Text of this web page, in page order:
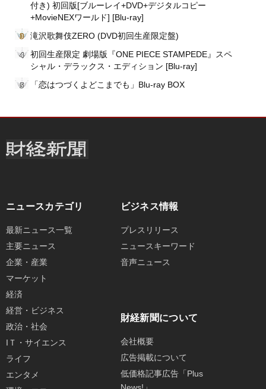
付き) 初回版[ブルーレイ+DVD+デジタルコピー
+MovieNEXワールド] [Blu-ray]
滝沢歌舞伎ZERO (DVD初回生産限定盤)
初回生産限定 劇場版『ONE PIECE STAMPEDE』スペ
シャル・デラックス・エディション [Blu-ray]
「恋はつづくよどこまでも」Blu-ray BOX
ニュースカテゴリ
最新ニュース一覧
主要ニュース
企業・産業
マーケット
経済
経営・ビジネス
政治・社会
IＴ・サイエンス
ライフ
エンタメ
ビジネス情報
プレスリリース
ニュースキーワード
音声ニュース
財経新聞について
会社概要
広告掲載について
低価格記事広告「Plus